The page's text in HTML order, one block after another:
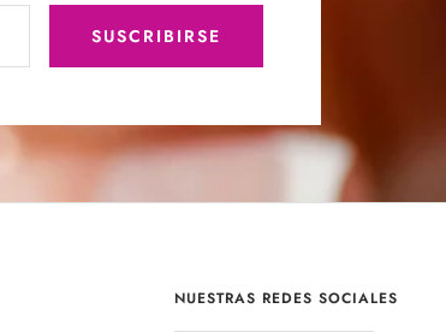
SUSCRIBIRSE
NUESTRAS REDES SOCIALES